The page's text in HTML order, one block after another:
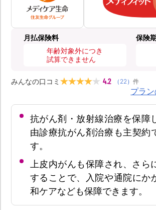
月払保険料
年齢対象外につき
試算できません
保険
みんなの口コミ 4.2 （ 22） 件
プラ
抗がん剤・放射線治療を保障
由診療抗がん剤治療も主契約
す。
上皮内がんも保障され、さら
することで、入院や通院にか
和ケアなども保障できます。